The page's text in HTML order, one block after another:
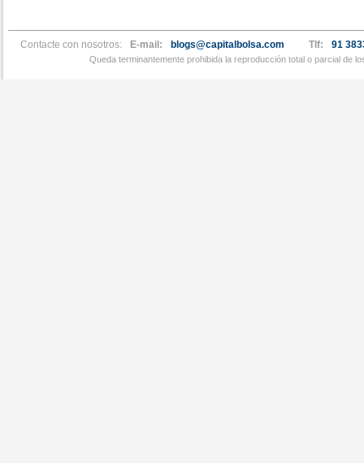
Contacte con nosotros: E-mail: blogs@capitalbolsa.com Tlf: 91
Queda terminantemente prohibida la reproducción total o parcial de